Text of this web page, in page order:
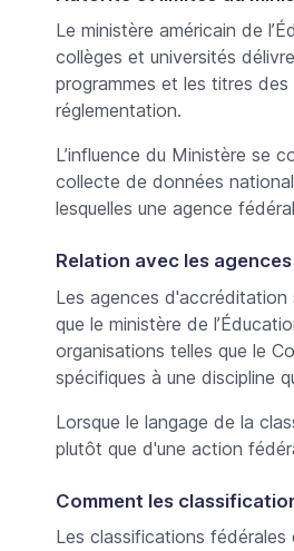
Le ministère américain de
collèges et universités
programmes et les titres
réglementation.
L’influence du Ministère se
collecte de données
lesquelles une agence
Relation avec les
Les agences
que le ministère de
organisations telles que le
spécifiques à une discipline
Lorsque le langage de la
plutôt que d'une action
Comment les
Les classifications